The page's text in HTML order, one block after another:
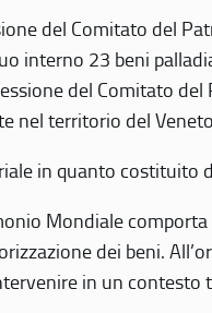
del Comitato del
interno 23 beni
del Comitato
nel territorio del
in quanto
Mondiale
dei beni.
in un